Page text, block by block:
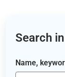
Search
Name,